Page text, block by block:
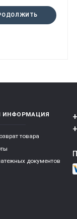
ИНФОРМАЦИЯ
товара
документов